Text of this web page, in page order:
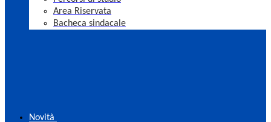
Area Riservata
Bacheca sindacale
Novità